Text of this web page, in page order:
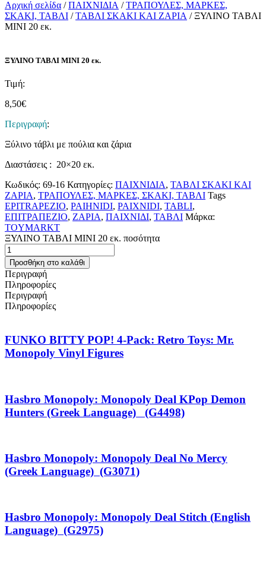
Αρχική σελίδα /ΠΑΙΧΝΙΔΙΑ /ΤΡΑΠΟΥΛΕΣ, ΜΑΡΚΕΣ,
ΣΚΑΚΙ, ΤΑΒΛΙ /ΤΑΒΛΙ ΣΚΑΚΙ ΚΑΙ ΖΑΡΙΑ / ΞΥΛΙΝΟ ΤΑΒΛΙ
ΜΙΝΙ 20 εκ.
ΞΥΛΙΝΟ ΤΑΒΛΙ ΜΙΝΙ 20 εκ.
Τιμή:
8,50€
Περιγραφή:
Ξύλινο τάβλι με πούλια και ζάρια
Διαστάσεις : 20×20 εκ.
Κωδικός: 69-16 Κατηγορίες: ΠΑΙΧΝΙΔΙΑ, ΤΑΒΛΙ ΣΚΑΚΙ ΚΑΙ
ΖΑΡΙΑ, ΤΡΑΠΟΥΛΕΣ, ΜΑΡΚΕΣ, ΣΚΑΚΙ, ΤΑΒΛΙ Tags
EPITRAPEZIO, PAIHNIDI, PAIXNIDI, TABLI,
ΕΠΙΤΡΑΠΕΖΙΟ, ΖΑΡΙΑ, ΠΑΙΧΝΙΔΙ, ΤΑΒΛΙ Μάρκα:
TOYMARKT
ΞΥΛΙΝΟ ΤΑΒΛΙ ΜΙΝΙ 20 εκ. ποσότητα
Προσθήκη στο καλάθι
Περιγραφή
Πληροφορίες
Περιγραφή
Πληροφορίες
FUNKO BITTY POP! 4-Pack: Retro Toys: Mr.
Monopoly Vinyl Figures
Hasbro Monopoly: Monopoly Deal KPop Demon
Hunters (Greek Language) (G4498)
Hasbro Monopoly: Monopoly Deal No Mercy
(Greek Language) (G3071)
Hasbro Monopoly: Monopoly Deal Stitch (English
Language) (G2975)